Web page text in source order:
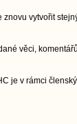
vytvořit
věci,
je v rámci